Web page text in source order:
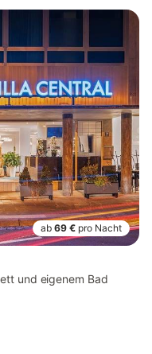
ab 69 € pro Nacht
und eigenem Bad